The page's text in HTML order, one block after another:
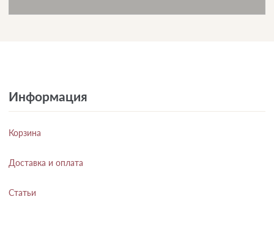
Информация
Корзина
Доставка и оплата
Статьи